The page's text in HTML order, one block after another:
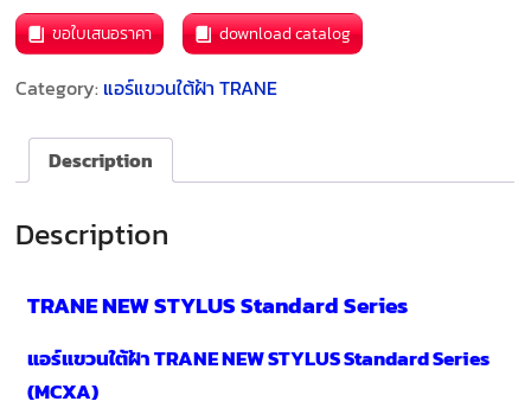
ขอใบเสนอราคา download catalog
Category: แอร์แขวนใต้ฝ้า TRANE
Description
Description
TRANE NEW STYLUS Standard Series
แอร์แขวนใต้ฝ้า TRANE NEW STYLUS Standard Series
(MCXA)